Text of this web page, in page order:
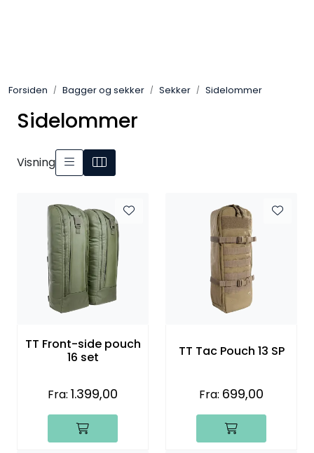
Forsiden Bagger og sekker Sekker Sidelommer
Sidelommer
Visning
TT Front-side pouch
16 set
Fra: 1.399,00
TT Tac Pouch 13 SP
Fra: 699,00
Bekledning
Feltutstyr
Beskyttelsesutstyr
Bagger og sekker
Outlet